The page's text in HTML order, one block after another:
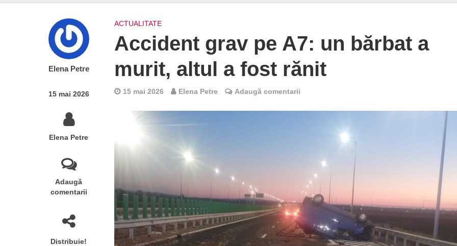
Elena Petre
15 mai 2026
Elena Petre
Adaugă
comentarii
Distribuie!
ACTUALITATE
Accident grav pe A7: un bărbat a
murit, altul a fost rănit
15 mai 2026 Elena Petre Adaugă comentarii